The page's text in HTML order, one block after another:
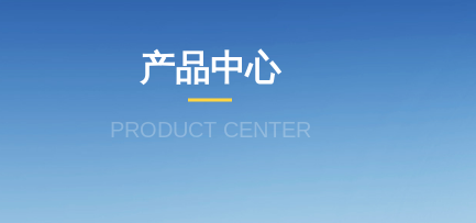
产品中心
PRODUCT CENTER